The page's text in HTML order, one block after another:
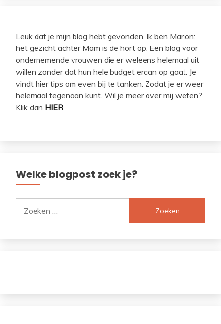
Leuk dat je mijn blog hebt gevonden. Ik ben Marion:
het gezicht achter Mam is de hort op. Een blog voor
ondernemende vrouwen die er weleens helemaal uit
willen zonder dat hun hele budget eraan op gaat. Je
vindt hier tips om even bij te tanken. Zodat je er weer
helemaal tegenaan kunt. Wil je meer over mij weten?
Klik dan HIER
Welke blogpost zoek je?
naar: